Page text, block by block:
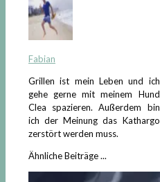
Fabian
Grillen ist mein Leben und ich
gehe gerne mit meinem Hund
Clea spazieren. Außerdem bin
ich der Meinung das Kathargo
zerstört werden muss.
Ähnliche Beiträge ...